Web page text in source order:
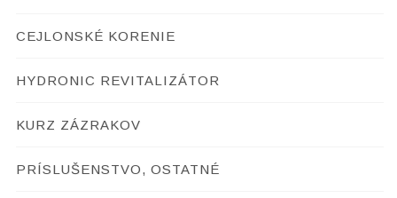
CEJLONSKÉ KORENIE
HYDRONIC REVITALIZÁTOR
KURZ ZÁZRAKOV
PRÍSLUŠENSTVO, OSTATNÉ